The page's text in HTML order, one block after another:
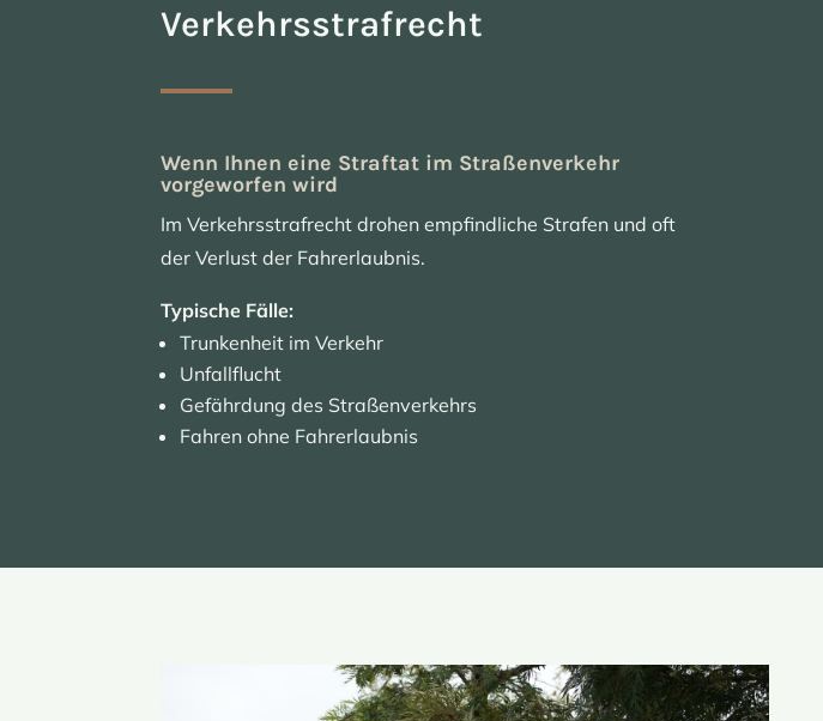
Verkehrsstrafrecht
Wenn Ihnen eine Straftat im Straßenverkehr
vorgeworfen wird
Im Verkehrsstrafrecht drohen empfindliche Strafen und oft
der Verlust der Fahrerlaubnis.
Typische Fälle:
Trunkenheit im Verkehr
Unfallflucht
Gefährdung des Straßenverkehrs
Fahren ohne Fahrerlaubnis